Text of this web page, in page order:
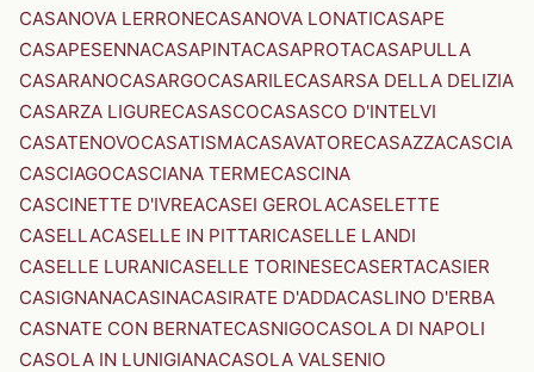
CASANOVA LERRONECASANOVA LONATICASAPE
CASAPESENNACASAPINTACASAPROTACASAPULLA
CASARANOCASARGOCASARILECASARSA DELLA DELIZIA
CASARZA LIGURECASASCOCASASCO D'INTELVI
CASATENOVOCASATISMACASAVATORECASAZZACASCIA
CASCIAGOCASCIANA TERMECASCINA
CASCINETTE D'IVREACASEI GEROLACASELETTE
CASELLACASELLE IN PITTARICASELLE LANDI
CASELLE LURANICASELLE TORINESECASERTACASIER
CASIGNANACASINACASIRATE D'ADDACASLINO D'ERBA
CASNATE CON BERNATECASNIGOCASOLA DI NAPOLI
CASOLA IN LUNIGIANACASOLA VALSENIO